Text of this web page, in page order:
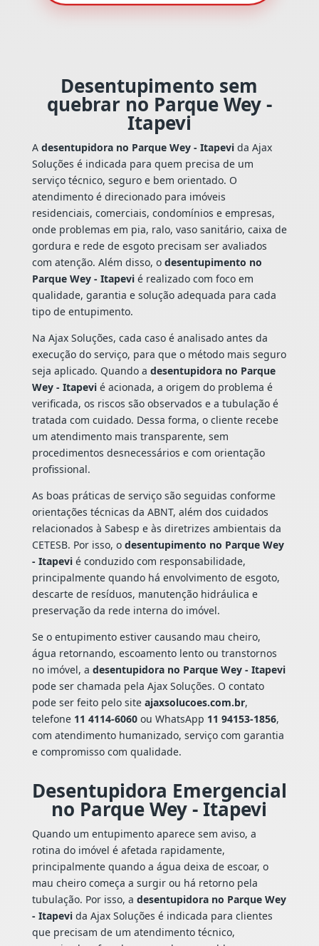
Desentupimento sem
quebrar no Parque Wey -
Itapevi
A desentupidora no Parque Wey - Itapevida Ajax
Soluções é indicada para quem precisa de um
serviço técnico, seguro e bem orientado. O
atendimento é direcionado para imóveis
residenciais, comerciais, condomínios e empresas,
onde problemas em pia, ralo, vaso sanitário, caixa de
gordura e rede de esgoto precisam ser avaliados
com atenção. Além disso, o desentupimento no
Parque Wey - Itapevié realizado com foco em
qualidade, garantia e solução adequada para cada
tipo de entupimento.
Na Ajax Soluções, cada caso é analisado antes da
execução do serviço, para que o método mais seguro
seja aplicado. Quando a desentupidora no Parque
Wey - Itapevié acionada, a origem do problema é
verificada, os riscos são observados e a tubulação é
tratada com cuidado. Dessa forma, o cliente recebe
um atendimento mais transparente, sem
procedimentos desnecessários e com orientação
profissional.
As boas práticas de serviço são seguidas conforme
orientações técnicas da ABNT, além dos cuidados
relacionados à Sabesp e às diretrizes ambientais da
CETESB. Por isso, o desentupimento no Parque Wey
- Itapevié conduzido com responsabilidade,
principalmente quando há envolvimento de esgoto,
descarte de resíduos, manutenção hidráulica e
preservação da rede interna do imóvel.
Se o entupimento estiver causando mau cheiro,
água retornando, escoamento lento ou transtornos
no imóvel, a desentupidora no Parque Wey - Itapevi
pode ser chamada pela Ajax Soluções. O contato
pode ser feito pelo site ajaxsolucoes.com.br,
telefone 11 4114-6060ou WhatsApp 11 94153-1856,
com atendimento humanizado, serviço com garantia
e compromisso com qualidade.
Desentupidora Emergencial
no Parque Wey - Itapevi
Quando um entupimento aparece sem aviso, a
rotina do imóvel é afetada rapidamente,
principalmente quando a água deixa de escoar, o
mau cheiro começa a surgir ou há retorno pela
tubulação. Por isso, a desentupidora no Parque Wey
- Itapevida Ajax Soluções é indicada para clientes
que precisam de um atendimento técnico,